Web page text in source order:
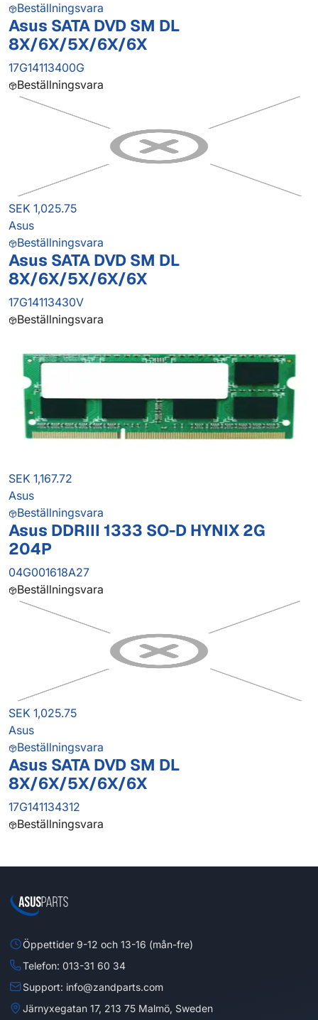
Beställningsvara
Asus SATA DVD SM DL
8X/6X/5X/6X/6X
17G14113400G
Beställningsvara
SEK 1,025.75
Asus
Beställningsvara
Asus SATA DVD SM DL
8X/6X/5X/6X/6X
17G14113430V
Beställningsvara
SEK 1,167.72
Asus
Beställningsvara
Asus DDRIII 1333 SO-D HYNIX 2G
204P
04G001618A27
Beställningsvara
SEK 1,025.75
Asus
Beställningsvara
Asus SATA DVD SM DL
8X/6X/5X/6X/6X
17G141134312
Beställningsvara
Öppettider 9-12 och 13-16 (mån-fre)
Telefon: 013-31 60 34
Support: info@zandparts.com
Järnyxegatan 17, 213 75 Malmö, Sweden